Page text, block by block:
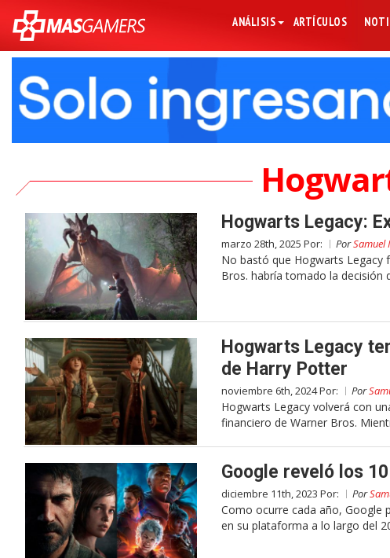
ANÁLISIS ARTÍCULOS
Hogwarts Legacy:
marzo 28th, 2025 Por: PorSamuel
No bastó que Hogwarts Legacy
Bros. habría tomado la decisión
Hogwarts Legacy
de Harry Potter
noviembre 6th, 2024 Por: Por
Hogwarts Legacy volverá con
financiero de Warner Bros.
Google reveló los
diciembre 11th, 2023 Por: Por
Como ocurre cada año, Google
en su plataforma a lo largo del